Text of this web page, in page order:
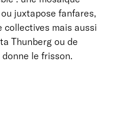
juxtapose fanfares,
collectives mais aussi
Thunberg ou de
le frisson.